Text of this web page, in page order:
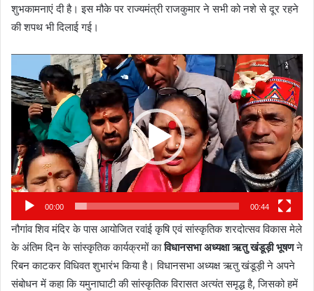
शुभकामनाएं दी है। इस मौके पर राज्यमंत्री राजकुमार ने सभी को नशे से दूर रहने
की शपथ भी दिलाई गई।
Player
00:00 00:44
नौगांव शिव मंदिर के पास आयोजित रवांई कृषि एवं सांस्कृतिक शरदोत्सव विकास मेले
के अंतिम दिन के सांस्कृतिक कार्यक्रमों काविधानसभा अध्यक्षा ऋतु खंडूड़ी भूषणने
रिबन काटकर विधिवत शुभारंभ किया है। विधानसभा अध्यक्ष ऋतु खंडूड़ी ने अपने
संबोधन में कहा कि यमुनाघाटी की सांस्कृतिक विरासत अत्यंत समृद्ध है, जिसको हमें